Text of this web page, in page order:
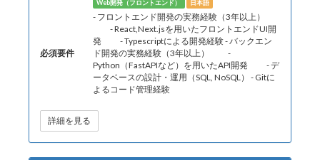
Web開発（フロントエンド）
日本語
必須要件
- フロントエンド開発の実務経験（3年以上）
- React,Next.jsを用いたフロントエンドUI開
発 - Typescriptによる開発経験 - バックエン
ド開発の実務経験（3年以上） -
Python（FastAPIなど）を用いたAPI開発 - デ
ータベースの設計・運用（SQL, NoSQL） - Gitに
よるコード管理経験
詳細を見る